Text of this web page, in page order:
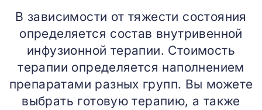
В зависимости от тяжести состояния
определяется состав внутривенной
инфузионной терапии. Стоимость
терапии определяется наполнением
препаратами разных групп. Вы можете
выбрать готовую терапию, а также